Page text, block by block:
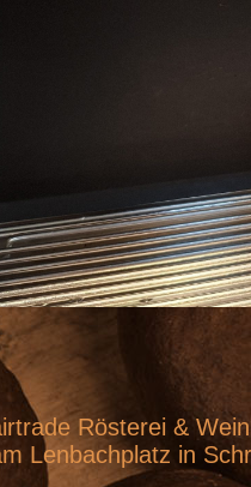
Rösterei &
Lenbachplatz in